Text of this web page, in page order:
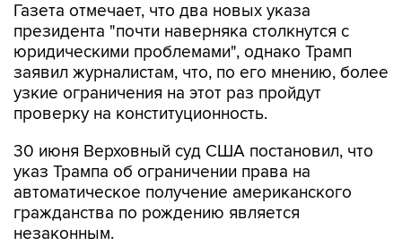
Газета отмечает, что два новых указа
президента "почти наверняка столкнутся с
юридическими проблемами", однако Трамп
заявил журналистам, что, по его мнению, более
узкие ограничения на этот раз пройдут
проверку на конституционность.
30 июня Верховный суд США постановил, что
указ Трампа об ограничении права на
автоматическое получение американского
гражданства по рождению является
незаконным.